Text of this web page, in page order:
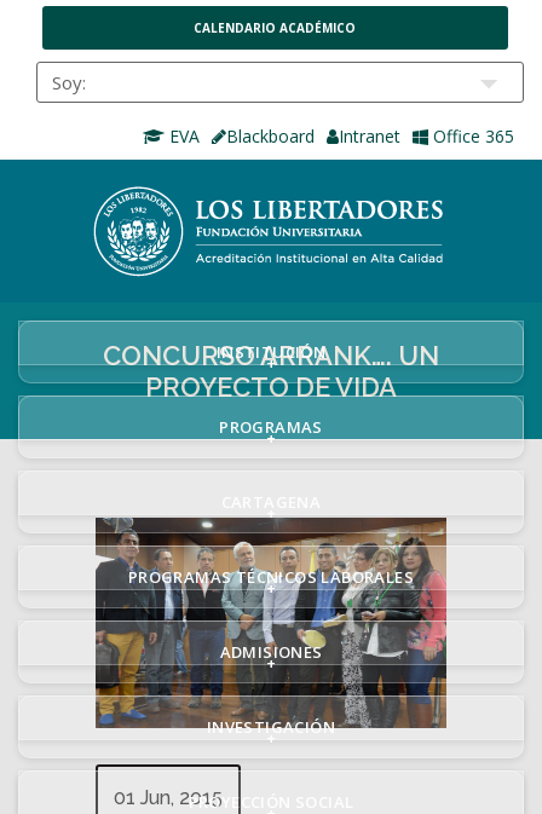
CALENDARIO ACADÉMICO
EVA Blackboard Intranet Office 365
INSTITUCIÓN
+
PROGRAMAS
+
+
PROGRAMAS TÉCNICOS LABORALES
+
ADMISIONES
+
INVESTIGACIÓN
+
PROYECCIÓN SOCIAL
CONCURSO ARRANK…. UN
PROYECTO DE VIDA
01 Jun, 2015